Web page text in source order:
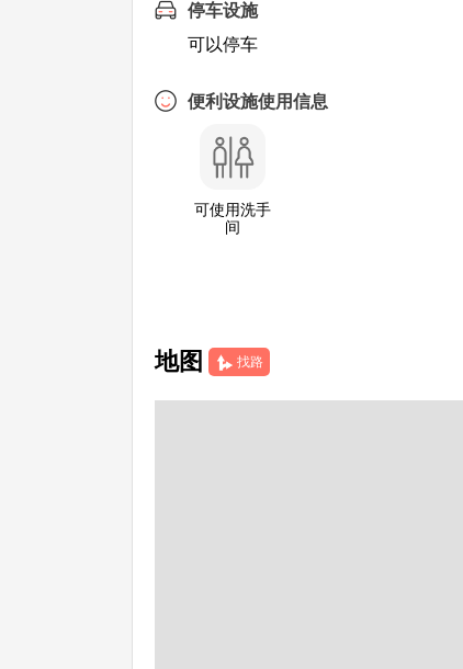
停车设施
可以停车
便利设施使用信息
可使用洗手
间
地图 找路